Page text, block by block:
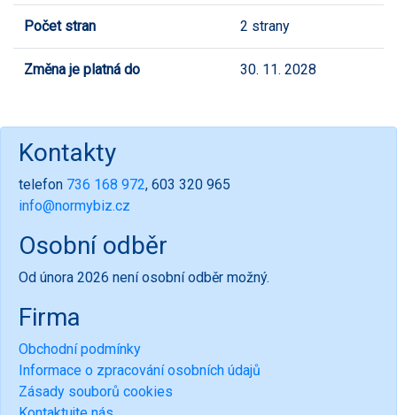
Počet stran 2 strany
Změna je platná do 30. 11. 2028
Kontakty
telefon 736 168 972, 603 320 965
info@normybiz.cz
Osobní odběr
Od února 2026 není osobní odběr možný.
Firma
Obchodní podmínky
Informace o zpracování osobních údajů
Zásady souborů cookies